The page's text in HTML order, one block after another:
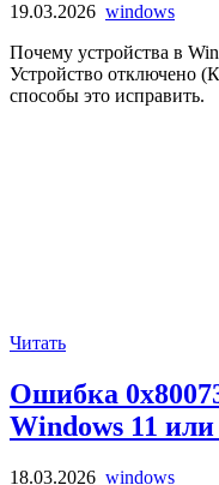
19.03.2026 windows
Почему устройства в
Устройство отключено
способы это исправить.
Читать
Ошибка
Windows 11 или
18.03.2026 windows